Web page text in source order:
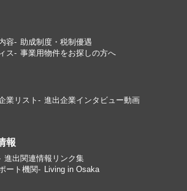
容
助成制度・税制優遇
ス
事業用物件をお探しの方へ
業リスト
進出企業インタビュー動画
報
進出関連情報リンク集
ート機関
Living in Osaka